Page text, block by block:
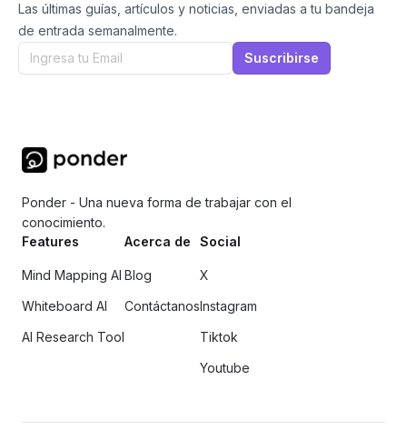
Las últimas guías, artículos y noticias, enviadas a tu bandeja
de entrada semanalmente.
Suscribirse
Ponder - Una nueva forma de trabajar con el
conocimiento.
Features
Mind Mapping AI
Whiteboard AI
AI Research Tool
Acerca de
Blog
Contáctanos
Social
X
Instagram
Tiktok
Youtube